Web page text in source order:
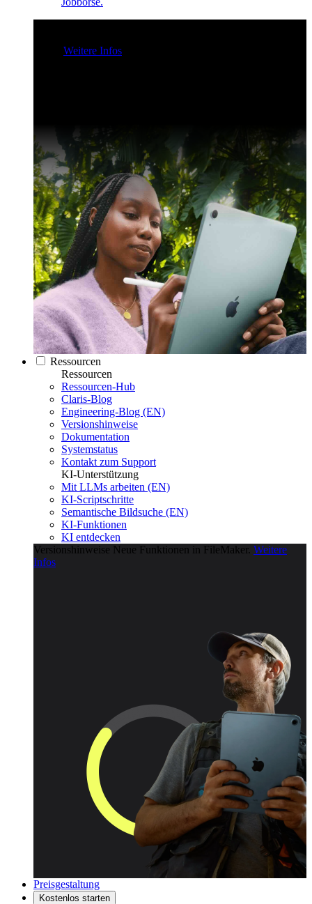
Weitere Infos
Ressourcen
Ressourcen
Ressourcen-Hub
Claris-Blog
Engineering-Blog (EN)
Versionshinweise
Dokumentation
Systemstatus
Kontakt zum Support
KI-Unterstützung
Mit LLMs arbeiten (EN)
KI-Scriptschritte
Semantische Bildsuche (EN)
KI-Funktionen
KI entdecken
Versionshinweise Neue Funktionen in FileMaker. Weitere
Infos
Preisgestaltung
Kostenlos starten